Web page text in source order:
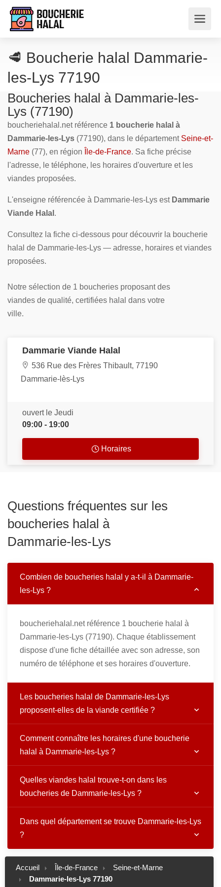
🥩 Boucherie halal Dammarie-
les-Lys 77190
Boucheries halal à Dammarie-les-
Lys (77190)
boucheriehalal.net référence 1 boucherie halal à
Dammarie-les-Lys (77190), dans le département Seine-et-
Marne (77), en région Île-de-France. Sa fiche précise
l'adresse, le téléphone, les horaires d'ouverture et les
viandes proposées.
L'enseigne référencée à Dammarie-les-Lys est Dammarie
Viande Halal .
Consultez la fiche ci-dessous pour découvrir la boucherie
halal de Dammarie-les-Lys — adresse, horaires et viandes
proposées.
Notre sélection de 1 boucheries proposant des
viandes de qualité, certifiées halal dans votre
ville.
Dammarie Viande Halal
536 Rue des Frères Thibault, 77190
Dammarie-lès-Lys
ouvert le Jeudi
09:00 - 19:00
Horaires
Questions fréquentes sur les
boucheries halal à
Dammarie-les-Lys
Combien de boucheries halal y a-t-il à Dammarie-
les-Lys ?
boucheriehalal.net référence 1 boucherie halal à
Dammarie-les-Lys (77190). Chaque établissement
dispose d'une fiche détaillée avec son adresse, son
numéro de téléphone et ses horaires d'ouverture.
Les boucheries halal de Dammarie-les-Lys
proposent-elles de la viande certifiée ?
Comment connaître les horaires d'une boucherie
halal à Dammarie-les-Lys ?
Quelles viandes halal trouve-t-on dans les
boucheries de Dammarie-les-Lys ?
Dans quel département se trouve Dammarie-les-Lys
?
Accueil Île-de-France
Seine-et-Marne
Dammarie-les-Lys 77190